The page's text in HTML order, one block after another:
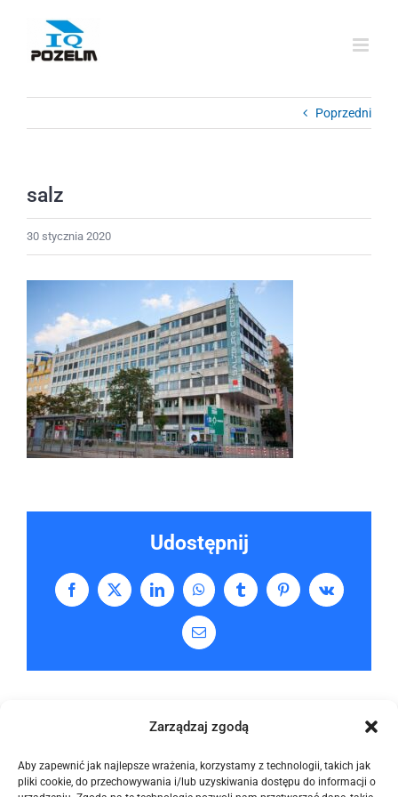
Zarządzaj zgodą
Aby zapewnić jak najlepsze wrażenia, korzystamy z technologii, takich jak
pliki cookie, do przechowywania i/lub uzyskiwania dostępu do informacji o
zawartości
Poprzedni
salz
30 stycznia 2020
Udostępnij
Facebook
X LinkedInWhatsAppTumblr PinterestVk
Email